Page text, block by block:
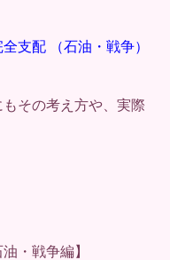
支配 （石油・戦争）
その考え方や、実際
・戦争編】